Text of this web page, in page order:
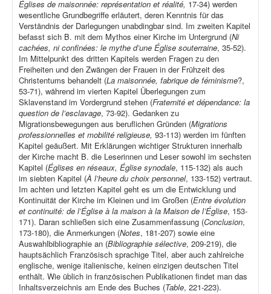
Églises de maisonnée: représentation et réalité, 17-34) werden
wesentliche Grundbegriffe erläutert, deren Kenntnis für das
Verständnis der Darlegungen unabdingbar sind. Im zweiten Kapitel
befasst sich B. mit dem Mythos einer Kirche im Untergrund (Ni
cachées, ni confinées: le mythe d’une Église souterraine, 35-52).
Im Mittelpunkt des dritten Kapitels werden Fragen zu den
Freiheiten und den Zwängen der Frauen in der Frühzeit des
Christentums behandelt (La maisonnée, fabrique de féminisme?,
53-71), während im vierten Kapitel Überlegungen zum
Sklavenstand im Vordergrund stehen (Fraternité et dépendance: la
question de l’esclavage, 73-92). Gedanken zu
Migrationsbewegungen aus beruflichen Gründen (Migrations
professionnelles et mobilité religieuse, 93-113) werden im fünften
Kapitel geäußert. Mit Erklärungen wichtiger Strukturen innerhalb
der Kirche macht B. die Leserinnen und Leser sowohl im sechsten
Kapitel (Églises en réseaux, Église synodale, 115-132) als auch
im siebten Kapitel (À l’heure du choix personnel, 133-152) vertraut.
Im achten und letzten Kapitel geht es um die Entwicklung und
Kontinuität der Kirche im Kleinen und im Großen (Entre évolution
et continuité: de l’Église à la maison à la Maison de l’Église, 153-
171). Daran schließen sich eine Zusammenfassung (Conclusion,
173-180), die Anmerkungen (Notes, 181-207) sowie eine
Auswahlbibliographie an (Bibliographie sélective, 209-219), die
hauptsächlich Französisch sprachige Titel, aber auch zahlreiche
englische, wenige italienische, keinen einzigen deutschen Titel
enthält. Wie üblich in französischen Publikationen findet man das
Inhaltsverzeichnis am Ende des Buches (Table, 221-223).